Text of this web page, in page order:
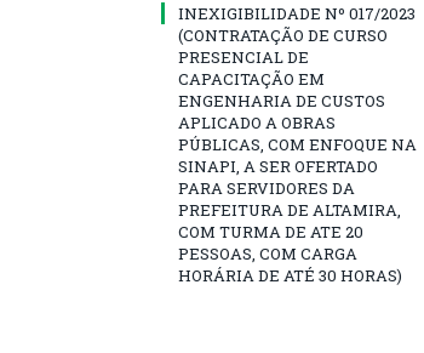
INEXIGIBILIDADE Nº 017/2023
(CONTRATAÇÃO DE CURSO
PRESENCIAL DE
CAPACITAÇÃO EM
ENGENHARIA DE CUSTOS
APLICADO A OBRAS
PÚBLICAS, COM ENFOQUE NA
SINAPI, A SER OFERTADO
PARA SERVIDORES DA
PREFEITURA DE ALTAMIRA,
COM TURMA DE ATE 20
PESSOAS, COM CARGA
HORÁRIA DE ATÉ 30 HORAS)